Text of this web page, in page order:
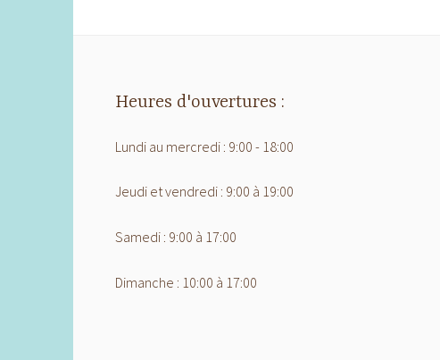
Heures d'ouvertures :
Lundi au mercredi : 9:00 - 18:00
Jeudi et vendredi : 9:00 à 19:00
Samedi : 9:00 à 17:00
Dimanche : 10:00 à 17:00